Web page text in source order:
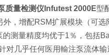
质量检测仪Infutest 2000E型
外，增配RSM扩展模块（可
测量精度均优于1％，包括
对几乎任何医用輸注泵流体